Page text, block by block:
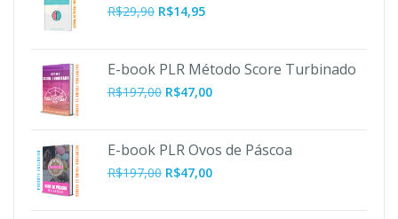
R$29,90 R$14,95
E-book PLR Método Score Turbinado
R$197,00 O
era:
R$197,00.
R$47,00O
é:
R$47,00.
E-book PLR Ovos de Páscoa
R$197,00 O
R$47,00O